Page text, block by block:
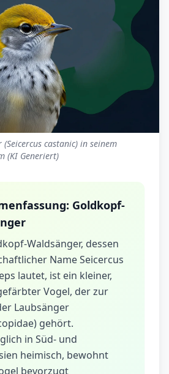
castanic) in seinem
(KI Generiert)
Goldkopf-
Waldsänger, dessen
Name Seicercus
lautet, ist ein kleiner,
Vogel, der zur
Laubsänger
gehört.
in Süd- und
heimisch, bewohnt
bevorzugt